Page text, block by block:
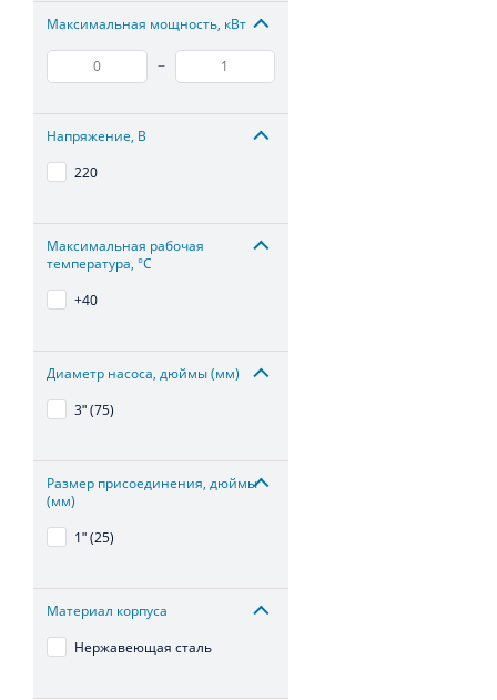
Максимальная мощность, кВт
–
Напряжение, В
220
Максимальная рабочая
температура, °С
+40
Диаметр насоса, дюймы (мм)
3ʺ (75)
Размер присоединения, дюймы
(мм)
1ʺ (25)
Материал корпуса
Нержавеющая сталь